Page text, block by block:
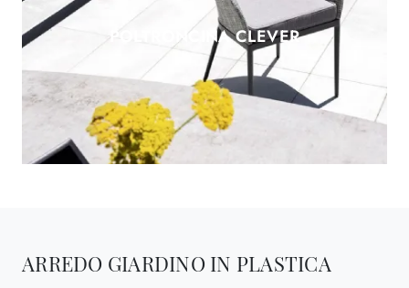
POLTRONCINA CLEVER
ARREDO GIARDINO IN PLASTICA